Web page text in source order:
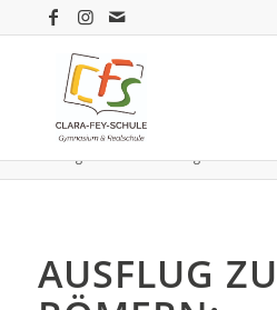
Du bist hier: Startseite
Ausflug zu den Römern: Tagesexkursion
AUSFLUG